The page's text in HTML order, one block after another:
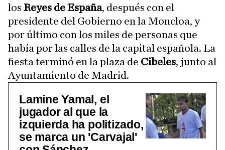
los Reyes de España, después con el
presidente del Gobierno en la Moncloa, y
por último con los miles de personas que
había por las calles de la capital española. La
fiesta terminó en la plaza de Cibeles, junto al
Ayuntamiento de Madrid.
Lamine Yamal, el
jugador al que la
izquierda ha politizado,
se marca un 'Carvajal'